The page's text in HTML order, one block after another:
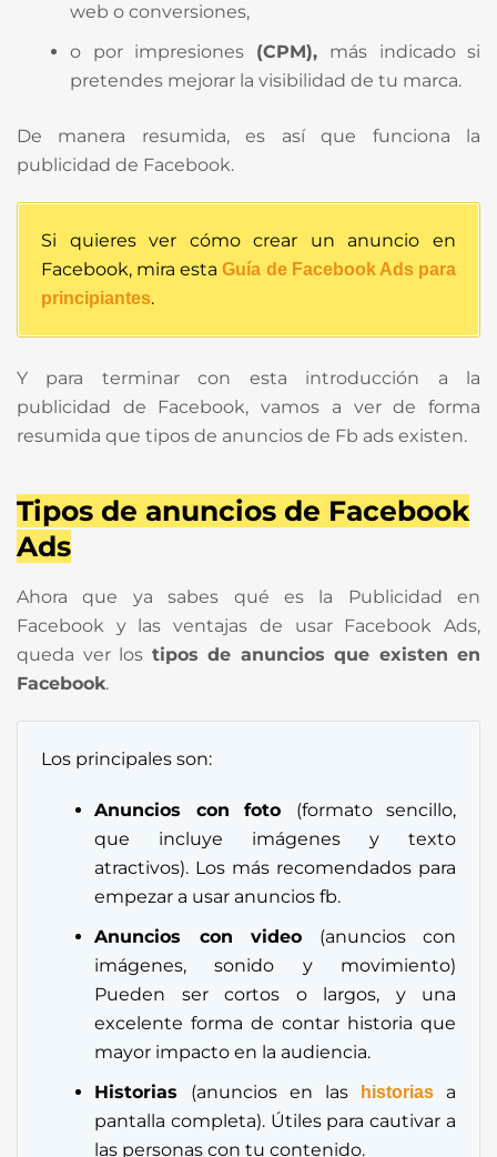
web o conversiones,
o por impresiones (CPM), más indicado si
pretendes mejorar la visibilidad de tu marca.
De manera resumida, es así que funciona la
publicidad de Facebook.
Si quieres ver cómo crear un anuncio en
Facebook, mira estaGuía de Facebook Ads para
principiantes.
Y para terminar con esta introducción a la
publicidad de Facebook, vamos a ver de forma
resumida que tipos de anuncios de Fb ads existen.
Tipos de anuncios de Facebook
Ads
Ahora que ya sabes qué es la Publicidad en
Facebook y las ventajas de usar Facebook Ads,
queda ver los tipos de anuncios que existen en
Facebook.
Los principales son:
Anuncios con foto (formato sencillo,
que incluye imágenes y texto
atractivos). Los más recomendados para
empezar a usar anuncios fb.
Anuncios con video (anuncios con
imágenes, sonido y movimiento)
Pueden ser cortos o largos, y una
excelente forma de contar historia que
mayor impacto en la audiencia.
Historias (anuncios en las historias a
pantalla completa). Útiles para cautivar a
las personas con tu contenido.